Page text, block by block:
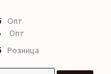
Опт
Опт
Розница